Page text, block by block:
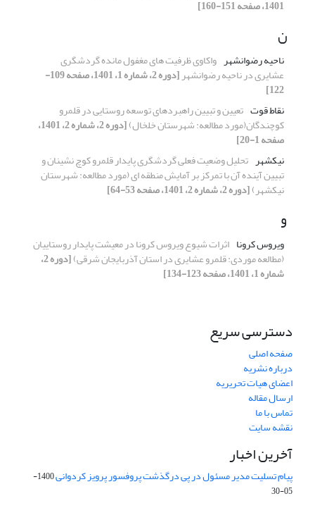
1401، صفحه 151-160]
ن
ناحیه رضوانشهر واکاوی ظرفیت های مغفول مانده گردشگری
عشایری در ناحیه رضوانشهر [دوره 2، شماره 1، 1401، صفحه 109-
122]
نقاط قوت تعیین و تبیین راهبردهای توسعه روستایی در قلمرو
کوچندگان(مورد مطالعه: شهرستان خلخال) [دوره 2، شماره 2، 1401،
صفحه 1-20]
نیکشهر تحلیل وضعیت فعلی گردشگری پایدار قلمرو کوچ نشینان و
تبیین آینده آن با تمرکز بر آمایش منطقه ای (مورد مطالعه: شهرستان
نیکشهر)[دوره 2، شماره 2، 1401، صفحه 53-64]
و
ویروس کرونا اثرات شیوع ویروس کرونا در معیشت پایدار روستاییان
(مطالعه موردی: قلمرو عشایری در استان آذربایجان شرقی) [دوره 2،
شماره 1، 1401، صفحه 123-134]
دسترسی سریع
صفحه اصلی
درباره نشریه
اعضای هیات تحریریه
ارسال مقاله
تماس با ما
نقشه سایت
آخرین اخبار
پیام تسلیت مدیر مسئول در پی درگذشت پروفسور پرویز کردوانی
1400-
05-30